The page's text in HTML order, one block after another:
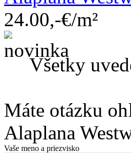
24.00,-€/m²
Všetky
Máte otázku
Alaplana
Vaše meno a priezvisko